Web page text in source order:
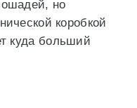
но
коробкой
куда больший